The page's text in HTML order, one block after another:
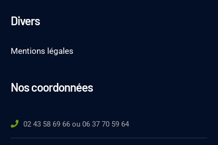
Divers
Mentions légales
Nos coordonnées
02 43 58 69 66 ou 06 37 70 59 64